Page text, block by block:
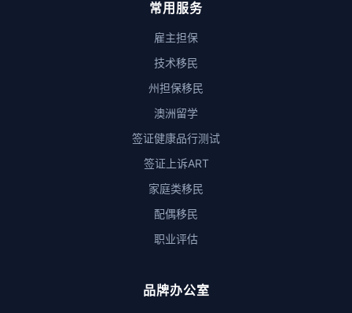
常用服务
雇主担保
技术移民
州担保移民
澳洲留学
签证健康品行测试
签证上诉ART
家庭类移民
配偶移民
职业评估
品牌办公室